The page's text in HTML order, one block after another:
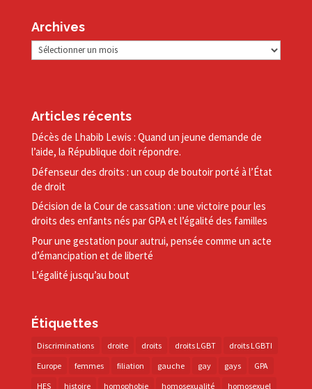
Archives
Archives
Articles récents
Décès de Lhabib Lewis : Quand un jeune demande de
l’aide, la République doit répondre.
Défenseur des droits : un coup de boutoir porté à l’État
de droit
Décision de la Cour de cassation : une victoire pour les
droits des enfants nés par GPA et l’égalité des familles
Pour une gestation pour autrui, pensée comme un acte
d’émancipation et de liberté
L’égalité jusqu’au bout
Étiquettes
Discriminations droite droits droits LGBT
droits LGBTI
Europe
femmes filiation gauche gay gays
GPA
HES
histoire homophobie homosexualité homosexuel